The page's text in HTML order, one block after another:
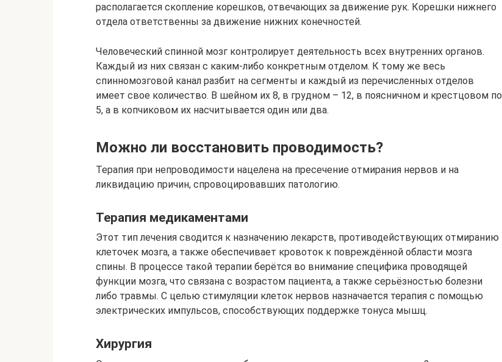
располагается скопление корешков, отвечающих за движение рук. Корешки нижнего
отдела ответственны за движение нижних конечностей.
Человеческий спинной мозг контролирует деятельность всех внутренних органов.
Каждый из них связан с каким-либо конкретным отделом. К тому же весь
спинномозговой канал разбит на сегменты и каждый из перечисленных отделов
имеет свое количество. В шейном их 8, в грудном – 12, в поясничном и крестцовом по
5, а в копчиковом их насчитывается один или два.
Можно ли восстановить проводимость?
Терапия при непроводимости нацелена на пресечение отмирания нервов и на
ликвидацию причин, спровоцировавших патологию.
Терапия медикаментами
Этот тип лечения сводится к назначению лекарств, противодействующих отмиранию
клеточек мозга, а также обеспечивает кровоток к повреждённой области мозга
спины. В процессе такой терапии берётся во внимание специфика проводящей
функции мозга, что связана с возрастом пациента, а также серьёзностью болезни
либо травмы. С целью стимуляции клеток нервов назначается терапия с помощью
электрических импульсов, способствующих поддержке тонуса мышц.
Хирургия